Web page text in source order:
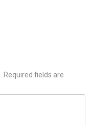
Required fields are